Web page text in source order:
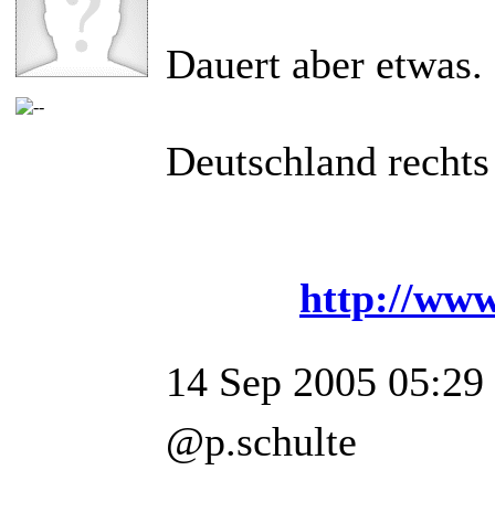
Dauert aber
Deutschland
http://
14 Sep 2005 05:29
@p.schulte